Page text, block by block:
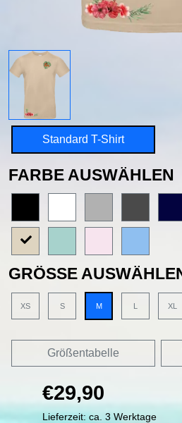
Standard T-Shirt
FARBE AUSWÄHLEN
GRÖSSE AUSWÄHLEN
XS S M L XL
Größentabelle
€29,90
Lieferzeit: ca. 3 Werktage